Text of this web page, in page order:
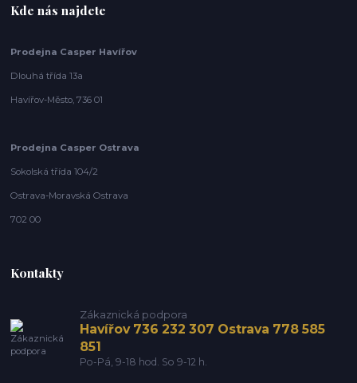
Kde nás najdete
Prodejna Casper Havířov
Dlouhá třída 13a
Havířov-Město, 736 01
Prodejna Casper Ostrava
Sokolská třída 104/2
Ostrava-Moravská Ostrava
702 00
Kontakty
Zákaznická podpora
Havířov 736 232 307 Ostrava 778 585
851
Po-Pá, 9-18 hod. So 9-12 h.